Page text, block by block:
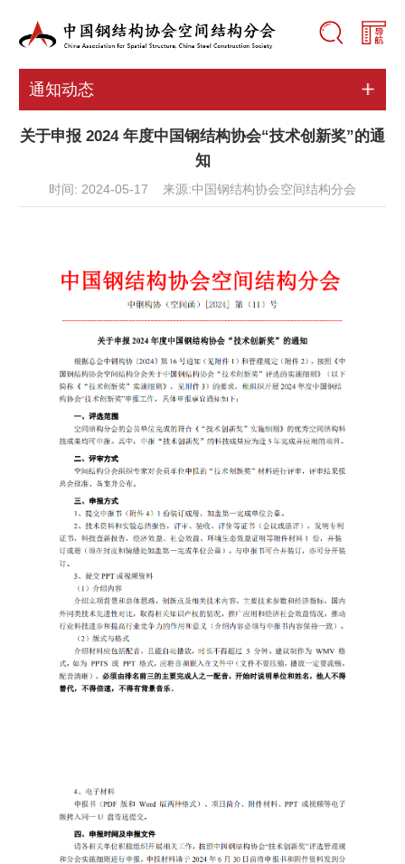
通知动态
关于申报 2024 年度中国钢结构协会“技术创新奖”的通
知
时间: 2024-05-17 来源:中国钢结构协会空间结构分会